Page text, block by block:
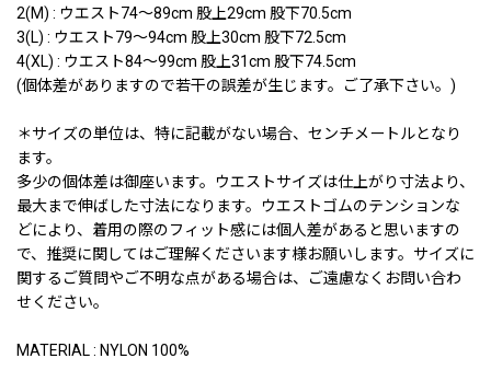
2(M) : ウエスト74〜89cm 股上29cm 股下70.5cm
3(L) : ウエスト79〜94cm 股上30cm 股下72.5cm
4(XL) : ウエスト84〜99cm 股上31cm 股下74.5cm
(個体差がありますので若干の誤差が生じます。ご了承下さい。)
＊サイズの単位は、特に記載がない場合、センチメートルとなり
ます。
多少の個体差は御座います。ウエストサイズは仕上がり寸法より、
最大まで伸ばした寸法になります。ウエストゴムのテンションな
どにより、着用の際のフィット感には個人差があると思いますの
で、推奨に関してはご理解くださいます様お願いします。サイズに
関するご質問やご不明な点がある場合は、ご遠慮なくお問い合わ
せください。
MATERIAL : NYLON 100%